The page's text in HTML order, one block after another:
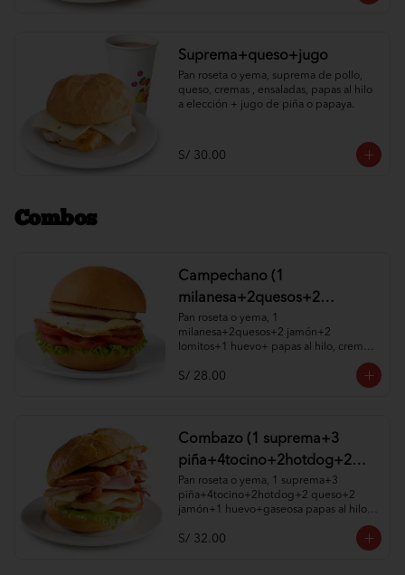
Suprema+queso+jugo
Pan roseta o yema, suprema de pollo,
queso, cremas , ensaladas, papas al hilo
a elección + jugo de piña o papaya.
S/ 30.00
Combos
Campechano (1
milanesa+2quesos+2
jamón+2 lomitos+1huevo+
papas al hilo, cremas y
Pan roseta o yema, 1
milanesa+2quesos+2 jamón+2
lomitos+1 huevo+ papas al hilo, cremas
S/ 28.00
Combazo (1 suprema+3
piña+4tocino+2hotdog+2
queso+2 jamón+1
huevo+gaseosa papas al hilo,
Pan roseta o yema, 1 suprema+3
piña+4tocino+2hotdog+2 queso+2
jamón+1 huevo+gaseosa papas al hilo,
S/ 32.00